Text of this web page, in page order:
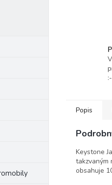
Popis
Keystone
takzvaným
obsahuje